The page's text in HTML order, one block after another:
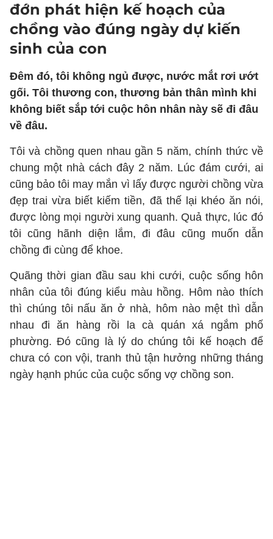
đớn phát hiện kế hoạch của
chồng vào đúng ngày dự kiến
sinh của con
Đêm đó, tôi không ngủ được, nước mắt rơi ướt
gối. Tôi thương con, thương bản thân mình khi
không biết sắp tới cuộc hôn nhân này sẽ đi đâu
về đâu.
Tôi và chồng quen nhau gần 5 năm, chính thức về
chung một nhà cách đây 2 năm. Lúc đám cưới, ai
cũng bảo tôi may mắn vì lấy được người chồng vừa
đẹp trai vừa biết kiếm tiền, đã thế lại khéo ăn nói,
được lòng mọi người xung quanh. Quả thực, lúc đó
tôi cũng hãnh diện lắm, đi đâu cũng muốn dẫn
chồng đi cùng để khoe.
Quãng thời gian đầu sau khi cưới, cuộc sống hôn
nhân của tôi đúng kiểu màu hồng. Hôm nào thích
thì chúng tôi nấu ăn ở nhà, hôm nào mệt thì dẫn
nhau đi ăn hàng rồi la cà quán xá ngắm phố
phường. Đó cũng là lý do chúng tôi kế hoạch để
chưa có con vội, tranh thủ tận hưởng những tháng
ngày hạnh phúc của cuộc sống vợ chồng son.